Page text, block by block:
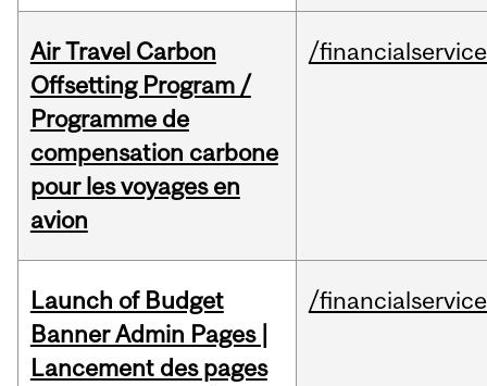
Air Travel Carbon
Offsetting Program /
Programme de
compensation carbone
pour les voyages en
avion
/
Launch of Budget
Banner Admin Pages |
Lancement des pages
/